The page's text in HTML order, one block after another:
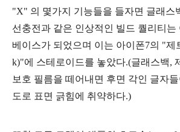
"X" 의 몇가지 기능들을 들자면 글래스
선충전과 같은 인상적인 빌드 퀄리티는
베이스가 되었으며 이는 아이폰7의 "제
k)"에 스테로이드를 놓았다.(글래스백,
보호 필름을 떼어내면 후면 각인 글자
도로 표면 긁힘에 취약하다.)